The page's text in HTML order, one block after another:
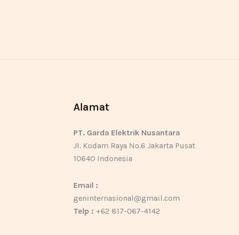
Alamat
PT. Garda Elektrik Nusantara
Jl. Kodam Raya No.6 Jakarta Pusat
10640 Indonesia
Email :
geninternasional@gmail.com
Telp : +62 817-067-4142